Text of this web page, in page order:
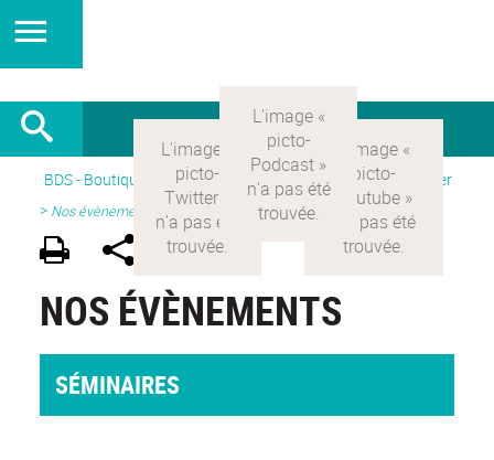
BDS - Boutique des sciences Version Française> Participer
> Nos évènements
NOS ÉVÈNEMENTS
SÉMINAIRES